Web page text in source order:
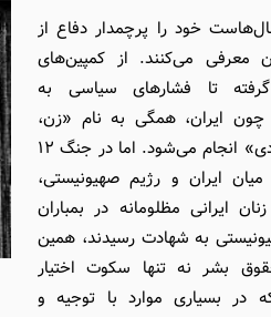
خود را پرچمدار دفاع از
معرفی می‌کنند. از کمپین‌های
تا فشارهای سیاسی به
چون ایران، همگی به نام «زن،
زندگی، آزادی» انجام می‌شود. اما در جنگ ۱۲
میان ایران و رژیم صهیونیستی،
ایرانی مظلومانه در بمباران
به شهادت رسیدند، همین
بشر نه تنها سکوت اختیار
در بسیاری موارد با توجیه و